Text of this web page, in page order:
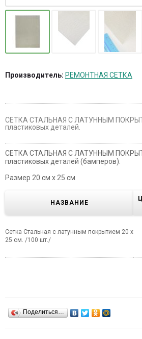
Производитель: РЕМОНТНАЯ СЕТКА
СЕТКА СТАЛЬНАЯ С ЛАТУННЫМ
пластиковых деталей.
СЕТКА СТАЛЬНАЯ С ЛАТУННЫМ
пластиковых деталей (бамперов).
Размер 20 см х 25 см
НАЗВАНИЕ
Сетка Стальная с латунным покрытием 20 х
25 см. /100 шт./
Поделиться…